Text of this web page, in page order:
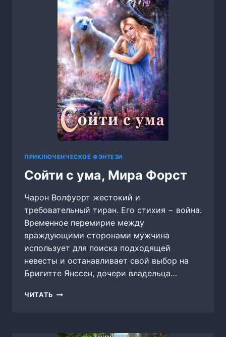
ПРИКЛЮЧЕНЧЕСКОЕ ФЭНТЕЗИ
Сойти с ума, Мира Форст
Чарон Волфуорт жестокий и
требовательный тиран. Его стихия − война.
Временное перемирие между
враждующими сторонами мужчина
использует для поиска подходящей
невесты и останавливает свой выбор на
Бригитте Янссен, дочери владельца…
ЧИТАТЬ СОЙТИ
ФОРСТ